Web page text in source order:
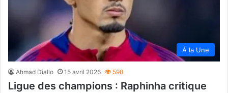
À la Une
Ahmad Diallo 15 avril 2026 598
Ligue des champions : Raphinha critique